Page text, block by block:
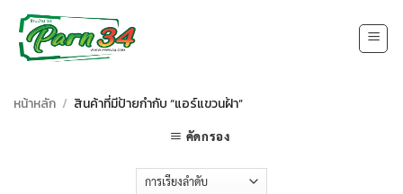
content
หน้าหลัก / สินค้าที่มีป้ายกำกับ “แอร์แขวนฝ้า”
คัดกรอง